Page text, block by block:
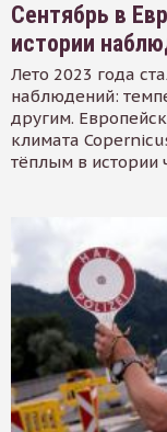
Сентябрь в
истории
Лето 2023 года
наблюдений:
другим.
климата
тёплым в истории